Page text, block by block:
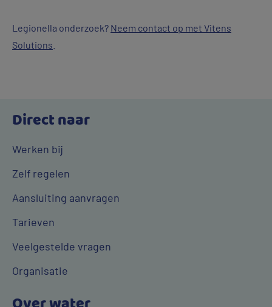
Legionella onderzoek? Neem contact op met Vitens
Solutions
Direct naar
Werken bij
Zelf regelen
Aansluiting aanvragen
Tarieven
Veelgestelde vragen
Organisatie